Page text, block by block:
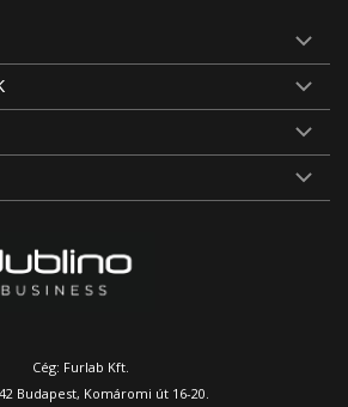
Cég: Furlab Kft.
Budapest, Komáromi út 16-20.